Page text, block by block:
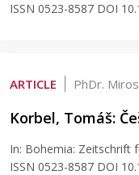
ISSN 0523-8587 DOI
ARTICLE PhDr.
Korbel, Tomáš:
In: Bohemia: Zeitschrift
ISSN 0523-8587 DOI